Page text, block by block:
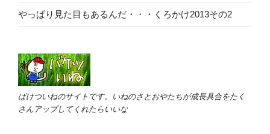
やっぱり見た目もあるんだ・・・くろかけ2013その2
ばけついねのサイトです。いねのさとおやたちが成長具合をたく
さんアップしてくれたらいいな